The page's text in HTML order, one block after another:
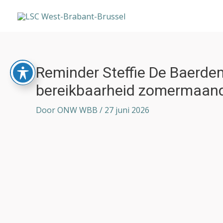
Reminder Steffie De
bereikbaarheid
DoorONW WBB / 27 juni 2026
Bericht
navigatie